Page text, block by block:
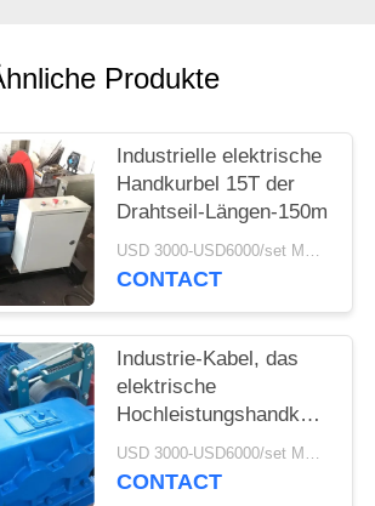
Produkte
Industrielle elektrische
Handkurbel 15T der
Drahtseil-Längen-150m
USD 3000-USD6000/set MOQ:1 Satz
CONTACT
Industrie-Kabel, das
elektrische
Hochleistungshandkurbel
10T zieht
USD 3000-USD6000/set MOQ:1 Satz
CONTACT